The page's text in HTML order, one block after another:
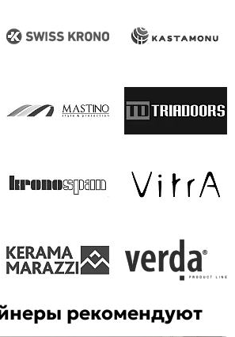
рекомендуют